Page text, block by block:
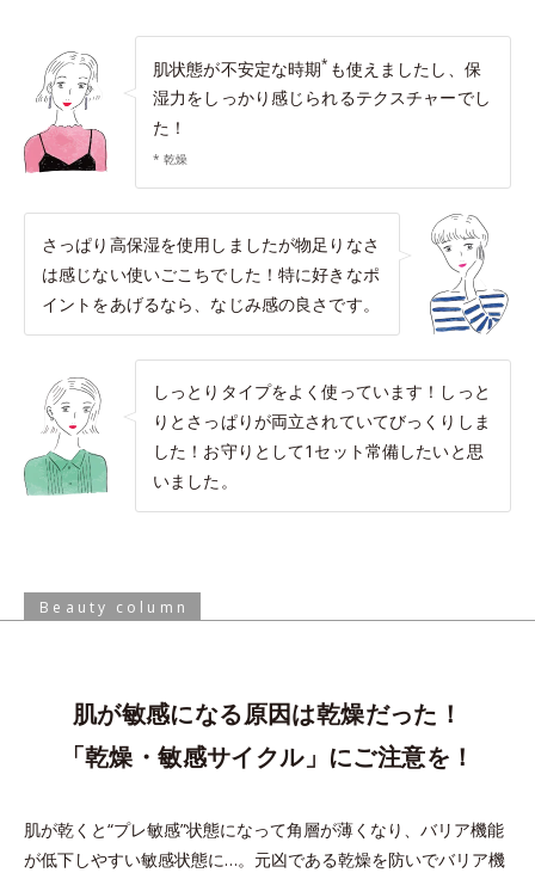
肌状態が不安定な時期* も使えましたし、保
湿力をしっかり感じられるテクスチャーでし
た！
* 乾燥
さっぱり高保湿を使用しましたが物足りなさ
は感じない使いごこちでした！特に好きなポ
イントをあげるなら、なじみ感の良さです。
しっとりタイプをよく使っています！しっと
りとさっぱりが両立されていてびっくりしま
した！お守りとして1セット常備したいと思
いました。
Beauty column
肌が敏感になる原因は乾燥だった！
「乾燥・敏感サイクル」にご注意を！
肌が乾くと“プレ敏感”状態になって角層が薄くなり、バリア機能
が低下しやすい敏感状態に…。 元凶である乾燥を防いでバリア機